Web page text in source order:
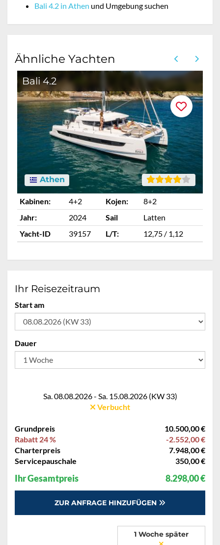
Bali 4.2 in Athen und Umgebung suchen
Ähnliche Yachten
Bali 4.2
Athen
Kabinen: 4+2 Kojen:
8+2
Jahr:
2024 Sail
Latten
Yacht-ID
39157 L/T: 12,75 / 1,12
Ihr Reisezeitraum
Start am
Dauer
Sa. 08.08.2026 - Sa. 15.08.2026 (KW 33)
Verbucht
Grundpreis
10.500,00 €
Rabatt 24 %
-2.552,00 €
Charterpreis
7.948,00 €
Servicepauschale
350,00 €
Ihr Gesamtpreis 8.298,00 €
ZUR ANFRAGE HINZUFÜGEN
1 Woche später